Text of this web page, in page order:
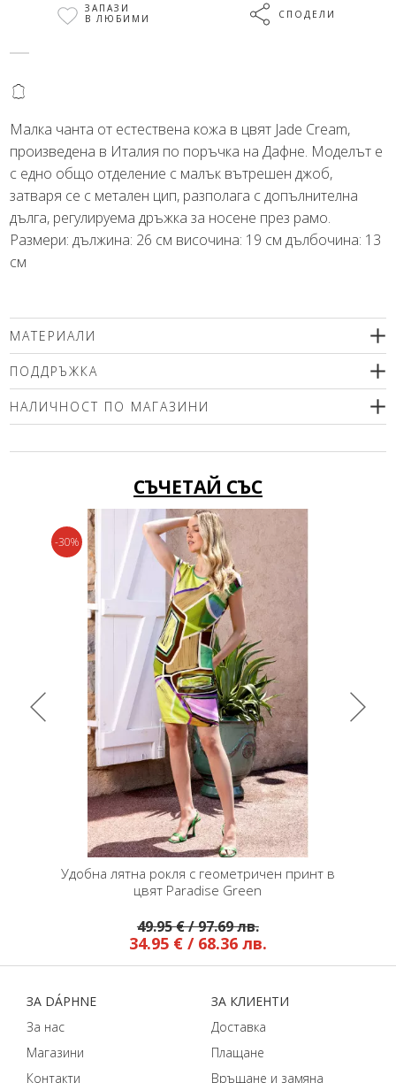
ЗАПАЗИ
В ЛЮБИМИ
СПОДЕЛИ
@
Малка чанта от естествена кожа в цвят Jade Cream,
произведена в Италия по поръчка на Дафне. Моделът е
с едно общо отделение с малък вътрешен джоб,
затваря се с метален цип, разполага с допълнителна
дълга, регулируема дръжка за носене през рамо.
Размери: дължина: 26 см височина: 19 см дълбочина: 13
см
МАТЕРИАЛИ
подплата 100% полиестер
ПОДДРЪЖКА
НАЛИЧНОСТ ПО МАГАЗИНИ
СЪЧЕТАЙ СЪС
Удобна лятна рокля с геометричен принт в
цвят Paradise Green
49.95 € / 97.69 лв.
34.95 € / 68.36 лв.
-30%
ЗA DÁPHNЕ
За нас
Магазини
Контакти
ЗA КЛИЕНТИ
Доставка
Плащане
Връщане и замяна